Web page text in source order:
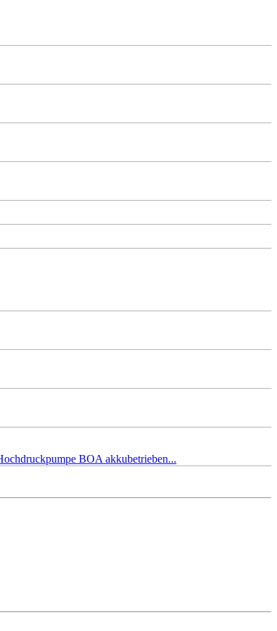
BOA akkubetrieben...